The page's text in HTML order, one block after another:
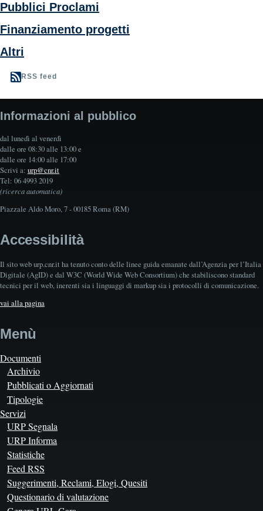
Pubblici Proclami
Finanziamento progetti
Altri
RSS feed
Informazioni al pubblico
dal lunedì al venerdì
dalle ore 08:30 alle 13:00 e
dalle ore 14:00 alle 17:00
Scrivi a: urp@cnr.it
Tel: 06 4993 2019
(ricerca automatica)
Piazzale Aldo Moro, 7 - 00185 Roma (RM)
Accessibilità
Il sito web urp.cnr.it ha tenuto conto delle linee guida emanate dall’Agenzia per l’Italia
Digitale (AgID) e dal W3C (World Wide Web Consortium) che stabiliscono standard
tecnici per il web, inerenti sia i linguaggi di markup sia i protocolli di comunicazione.
vai alla pagina
Menù
Documenti
Archivio
Pubblicati o Aggiornati
Tipologie
Servizi
URP Segnala
URP Informa
Statistiche
Feed RSS
Suggerimenti, Reclami, Elogi, Quesiti
Questionario di valutazione